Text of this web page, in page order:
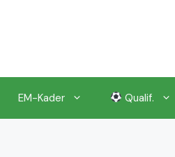
EM-Kader Qualif.